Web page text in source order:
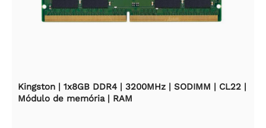
Kingston | 1x8GB DDR4 | 3200MHz | SODIMM | CL22 |
Módulo de memória | RAM